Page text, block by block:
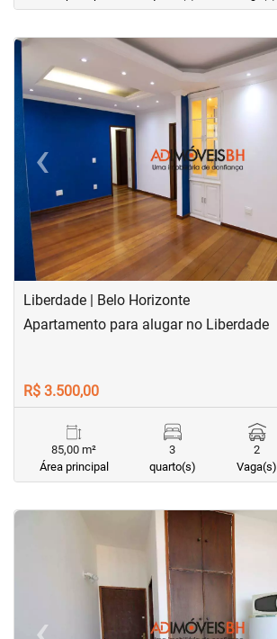
< <
‹Previous
Liberdade | Belo Horizonte
Apartamento para alugar no Liberdade
R$ 3.500,00
85,00 m²
Área principal
3
quarto(s)
2
Vaga(s)